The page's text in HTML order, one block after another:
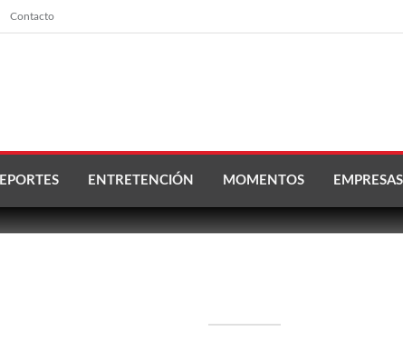
Contacto
ENTRETENCIÓN MOMENTOS EMPRESAS